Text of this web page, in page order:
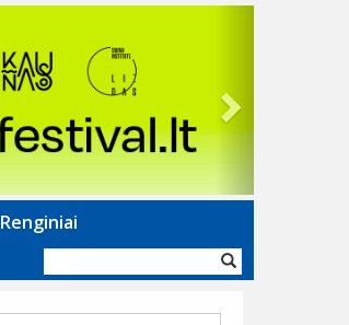
Renginiai
forma